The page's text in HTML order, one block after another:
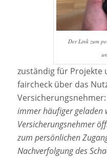
Der Link zum
zuständig für Projekte
faircheck über das
Versicherungsnehmer:
immer häufiger geladen
Versicherungsnehmer
zum persönlichen
Nachverfolgung des